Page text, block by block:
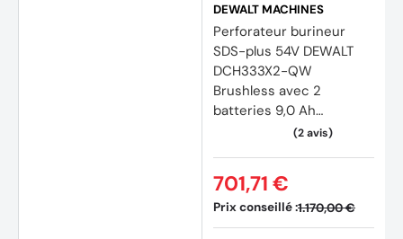
DEWALT MACHINES
Perforateur burineur
SDS-plus 54V DEWALT
DCH333X2-QW
Brushless avec 2
batteries 9,0 Ah
Prix conseillé :1.170,00 €
701,71 €